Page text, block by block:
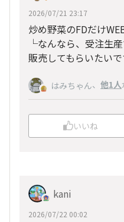
2026/07/21 23:17
炒め野菜のFDだけ
└なんなら、受注生産
販売してもらいたい
はみちゃん、 他1人
いいね
kani
2026/07/22 00:02